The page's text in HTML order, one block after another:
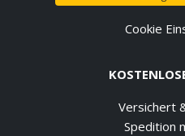
Cookie
Versichert
Spedition